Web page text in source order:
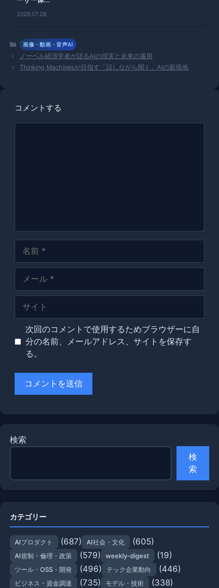
報消費の新
2026.07.28
カ
テ
ゴ
リ
画像・動画・音声AI
ノーベル経済学者が語るAIの現実と未来の雇用
Thinking Machinesが目指す「話しながら聞く」AIの新境地
コメントする
ル
次回のコメントで使用するためブラウザーに自
分の名前、メールアドレス、サイトを保存す
る。
検索
検
索
カテゴリー
AIプロダクト (687) AI社会・文化 (605)
AI規制・倫理・政策 (579) weekly-digest (19)
ツール・OSS・開発 (496) テック企業動向 (446)
ビジネス・資金調達 (735) モデル・技術 (338)